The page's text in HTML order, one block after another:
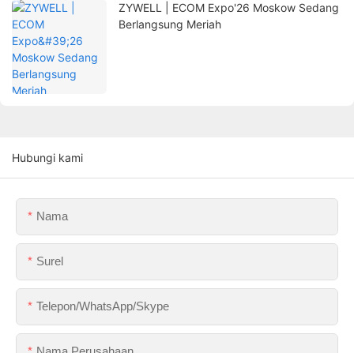
ZYWELL | ECOM Expo'26 Moskow Sedang
Berlangsung Meriah
Hubungi kami
Nama
Surel
Telepon/WhatsApp/Skype